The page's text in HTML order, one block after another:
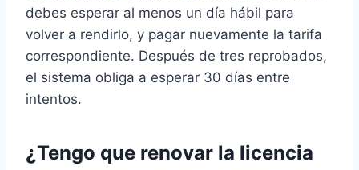
debes esperar al menos un día hábil para
volver a rendirlo, y pagar nuevamente la tarifa
correspondiente. Después de tres reprobados,
el sistema obliga a esperar 30 días entre
intentos.
¿Tengo que renovar la licencia